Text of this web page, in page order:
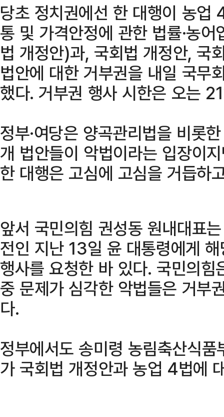
당초 정치권에선 한 대행이 농업
통 및 가격안정에 관한 법률·농어
법 개정안)과, 국회법 개정안, 국
법안에 대한 거부권을 내일 국무
했다. 거부권 행사 시한은 오는
정부·여당은 양곡관리법을 비롯
개 법안들이 악법이라는 입장이
한 대행은 고심에 고심을 거듭하
앞서 국민의힘 권성동 원내대표
전인 지난 13일 윤 대통령에게
행사를 요청한 바 있다. 국민의
중 문제가 심각한 악법들은 거부
다.
정부에서도 송미령 농림축산식
가 국회법 개정안과 농업 4법에